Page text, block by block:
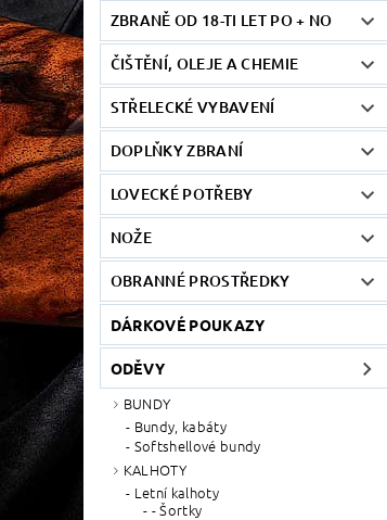
ZBRANĚ OD 18-TI LET PO + NO
ČIŠTĚNÍ, OLEJE A CHEMIE
STŘELECKÉ VYBAVENÍ
DOPLŇKY ZBRANÍ
LOVECKÉ POTŘEBY
NOŽE
OBRANNÉ PROSTŘEDKY
DÁRKOVÉ POUKAZY
ODĚVY
BUNDY
Bundy, kabáty
Softshellové bundy
KALHOTY
Letní kalhoty
- Šortky